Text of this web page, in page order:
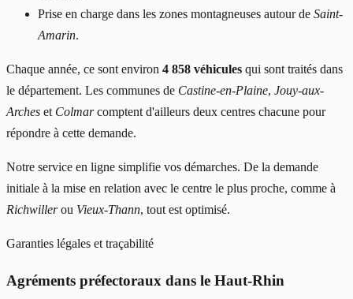
Prise en charge dans les zones montagneuses autour de Saint-
Amarin.
Chaque année, ce sont environ 4 858 véhicules qui sont traités dans
le département. Les communes de Castine-en-Plaine, Jouy-aux-
Arches et Colmarcomptent d'ailleurs deux centres chacune pour
répondre à cette demande.
Notre service en ligne simplifie vos démarches. De la demande
initiale à la mise en relation avec le centre le plus proche, comme à
Richwillerou Vieux-Thann, tout est optimisé.
Garanties légales et traçabilité
Agréments préfectoraux dans le Haut-Rhin